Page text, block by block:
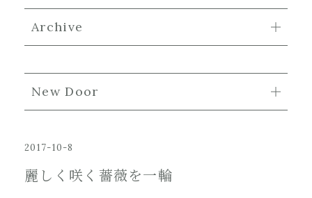
Archive
New Door
2017-10-8
麗しく咲く薔薇を一輪